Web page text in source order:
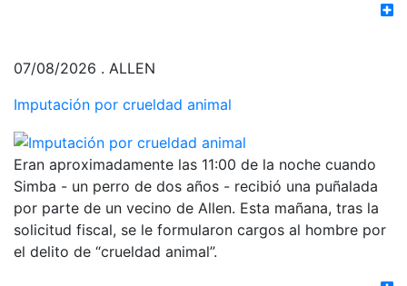
07/08/2026 . ALLEN
Imputación por crueldad animal
Eran aproximadamente las 11:00 de la noche cuando
Simba - un perro de dos años - recibió una puñalada
por parte de un vecino de Allen. Esta mañana, tras la
solicitud fiscal, se le formularon cargos al hombre por
el delito de “crueldad animal”.